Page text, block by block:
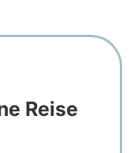
Reise